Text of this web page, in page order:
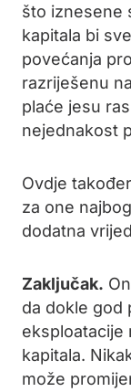
što iznesene
kapitala bi
povećanja
razriješenu
plaće jesu
nejednakost
Ovdje
za one
dodatna
Zaključak.
da dokle god
eksploatacije
kapitala.
može